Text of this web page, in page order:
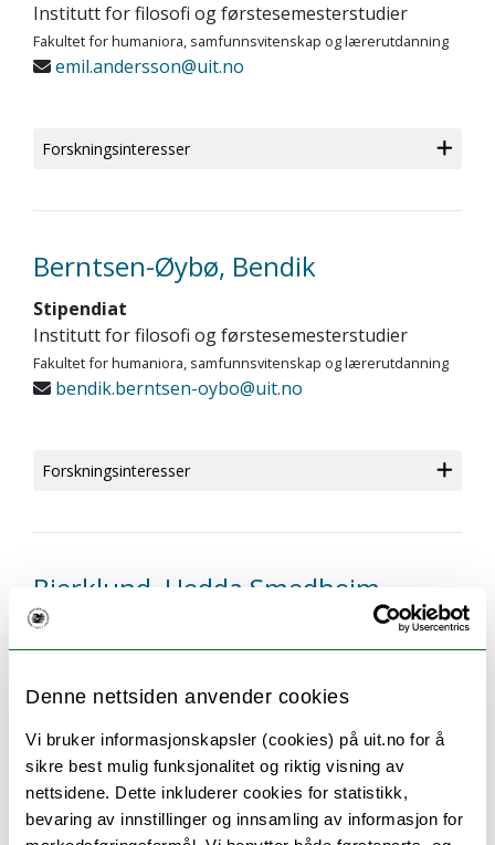
Denne nettsiden anvender cookies
Vi bruker informasjonskapsler (cookies) på uit.no for å
sikre best mulig funksjonalitet og riktig visning av
nettsidene. Dette inkluderer cookies for statistikk,
bevaring av innstillinger og innsamling av informasjon for
Institutt for filosofi og førstesemesterstudier
Fakultet for humaniora, samfunnsvitenskap og lærerutdanning
emil.andersson@uit.no
Forskningsinteresser
Berntsen-Øybø, Bendik
Stipendiat
Institutt for filosofi og førstesemesterstudier
Fakultet for humaniora, samfunnsvitenskap og lærerutdanning
bendik.berntsen-oybo@uit.no
Forskningsinteresser
Bjerklund, Hedda Smedheim
Stipendiat
Institutt for filosofi og førstesemesterstudier
Fakultet for humaniora, samfunnsvitenskap og lærerutdanning
hedda.s.bjerklund@uit.no
Teorifagbygget Hus 1 1592
Forskningsinteresser